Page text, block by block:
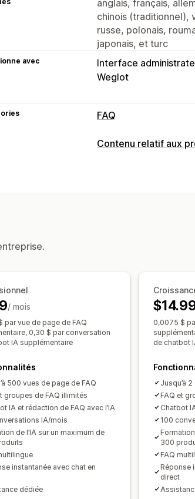
anglais, français,
chinois (traditionnel),
russe, polonais,
japonais, et turc
avec Interface
Weglot
FAQ
Outils d’édition
CSS personnalisées
Contenu relatif aux
/ mois
par vue de page de FAQ
0,30 $ par conversation
IA supplémentaire
500 vues de page de FAQ
groupes de FAQ illimités
IA et rédaction de FAQ avec l’IA
IA/mois
de l’IA sur un maximum de
instantanée avec chat en
dédiée
0,0075 $
de chatbot
Jusqu’à
FAQ et
Chatbot
100
300
FAQ
Réponse
direct